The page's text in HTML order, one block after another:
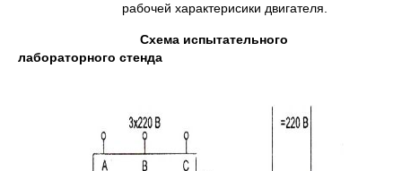
рабочей характерисики двигателя.
Схема испытательного
лабораторного стенда